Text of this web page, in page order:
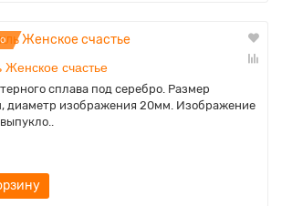
Женское счастье
сплава под серебро. Размер
диаметр изображения 20мм. Изображение